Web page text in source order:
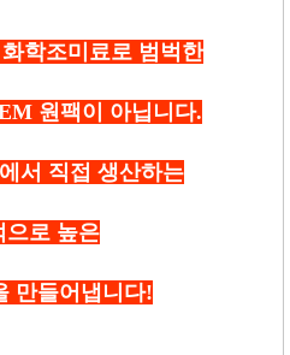
학조미료로 범벅한
원팩이 아닙니다.
서 직접 생산하는
으로 높은
만들어냅니다!